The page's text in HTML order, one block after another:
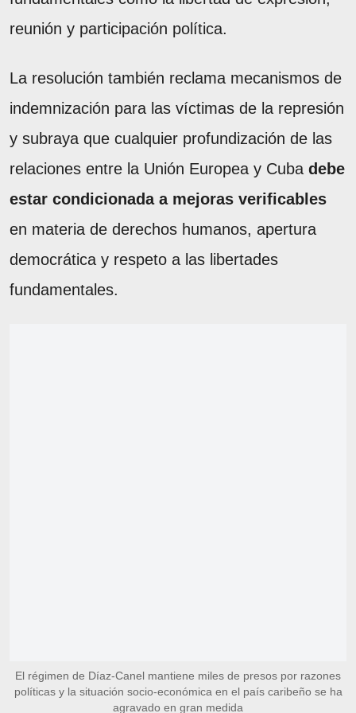
reunión y participación política.
La resolución también reclama mecanismos de
indemnización para las víctimas de la represión
y subraya que cualquier profundización de las
relaciones entre la Unión Europea y Cuba debe
estar condicionada a mejoras verificables
en materia de derechos humanos, apertura
democrática y respeto a las libertades
fundamentales.
El régimen de Díaz-Canel mantiene miles de presos por razones
políticas y la situación socio-económica en el país caribeño se ha
agravado en gran medida